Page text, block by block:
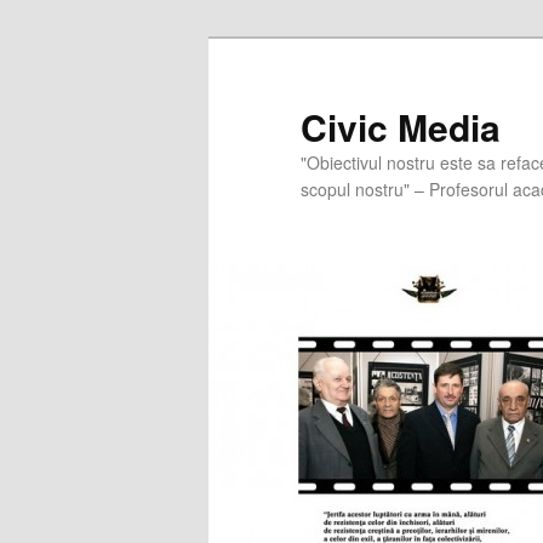
Civic Media
"Obiectivul nostru este sa
scopul nostru" – Profesorul